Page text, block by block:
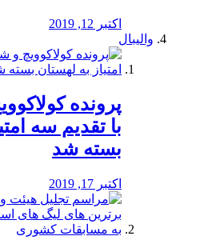
اکتبر 12, 2019
والیبال
پرونده
با تقدیم سه
بسته شد
اکتبر 17, 2019